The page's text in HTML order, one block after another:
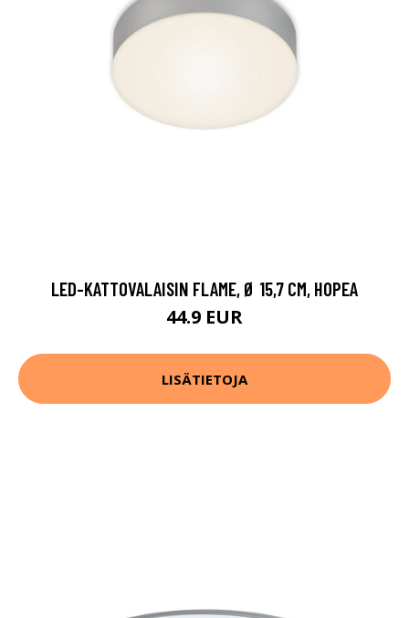
LED-KATTOVALAISIN FLAME, Ø 15,7 CM, HOPEA
44.9 EUR
LISÄTIETOJA